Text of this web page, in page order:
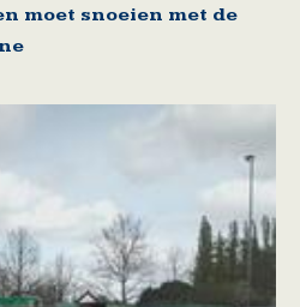
moet snoeien met de